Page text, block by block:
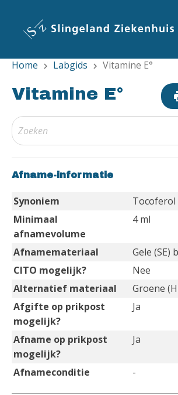
inhoud
Home chevron_right Labgids chevron_right Vitamine E°
Vitamine E°
Afname-informatie
Synoniem
Tocoferol
Minimaal
afnamevolume
4 ml
Afnamemateriaal
Gele (SE)
CITO mogelijk?
Nee
Alternatief materiaal
Groene
Afgifte op prikpost
mogelijk?
Ja
Afname op prikpost
mogelijk?
Ja
Afnameconditie -